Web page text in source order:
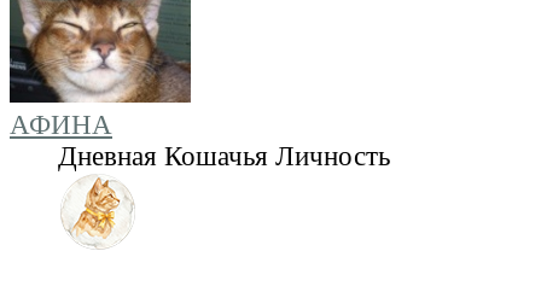
АФИНА
Дневная Кошачья Личность